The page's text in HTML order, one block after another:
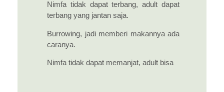
Nimfa tidak dapat terbang, adult dapat
terbang yang jantan saja.
Burrowing, jadi memberi makannya ada
caranya.
Nimfa tidak dapat memanjat, adult bisa